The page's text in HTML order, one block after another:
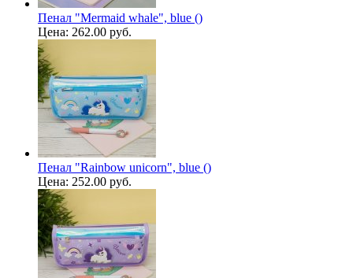
Пенал "Mermaid whale", blue ()
Цена: 262.00 руб.
Пенал "Rainbow unicorn", blue ()
Цена: 252.00 руб.